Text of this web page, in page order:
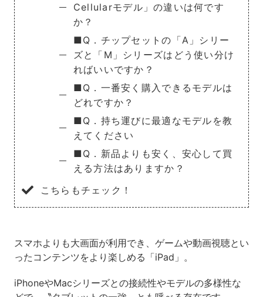
Cellularモデル」の違いは何です
か？
■Q．チップセットの「A」シリー
ズと「M」シリーズはどう使い分け
ればいいですか？
■Q．一番安く購入できるモデルは
どれですか？
■Q．持ち運びに最適なモデルを教
えてください
■Q．新品よりも安く、安心して買
える方法はありますか？
こちらもチェック！
スマホよりも大画面が利用でき、ゲームや動画視聴とい
ったコンテンツをより楽しめる「iPad」。
iPhoneやMacシリーズとの接続性やモデルの多様性な